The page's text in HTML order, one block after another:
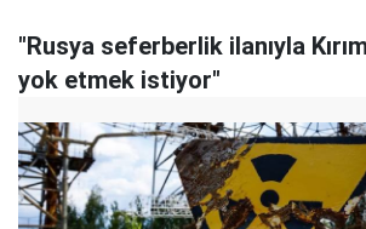
"Rusya seferberlik ilanıyla
yok etmek istiyor"